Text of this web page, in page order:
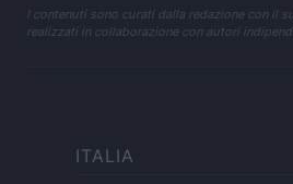
I contenuti sono curati dalla redazione con il
realizzati in collaborazione con autori
ITALIA